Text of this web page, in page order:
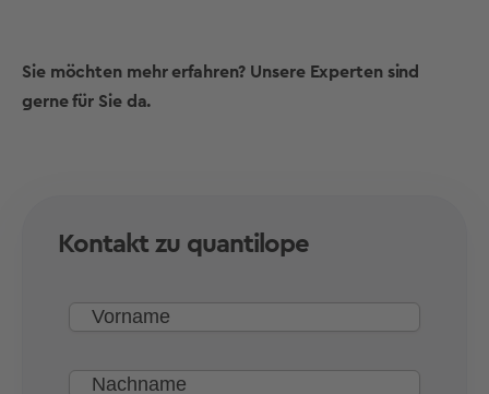
Sie möchten mehr erfahren? Unsere Experten sind
gerne für Sie da.
Kontakt zu quantilope